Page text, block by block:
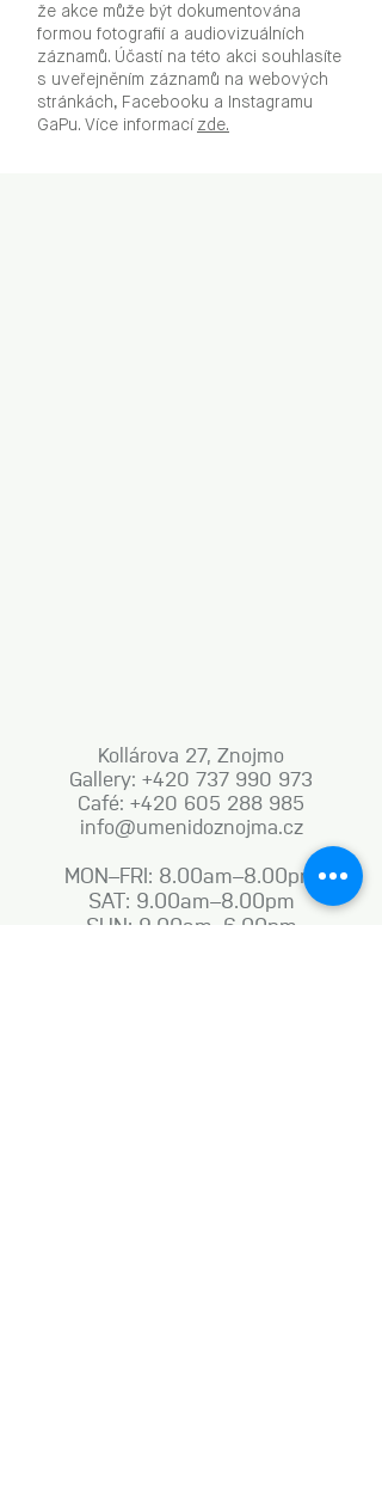
že akce může být dokumentována
formou fotografií a audiovizuálních
záznamů. Účastí na této akci souhlasíte
s uveřejněním záznamů na webových
stránkách, Facebooku a Instagramu
GaPu. Více informací zde.
Kollárova 27, Znojmo
Gallery: +420 737 990 973
Café: +420 605 288 985
info@umenidoznojma.cz
MON–FRI: 8.00am–8.00pm
SAT: 9.00am–8.00pm
SUN: 9.00am–6.00pm